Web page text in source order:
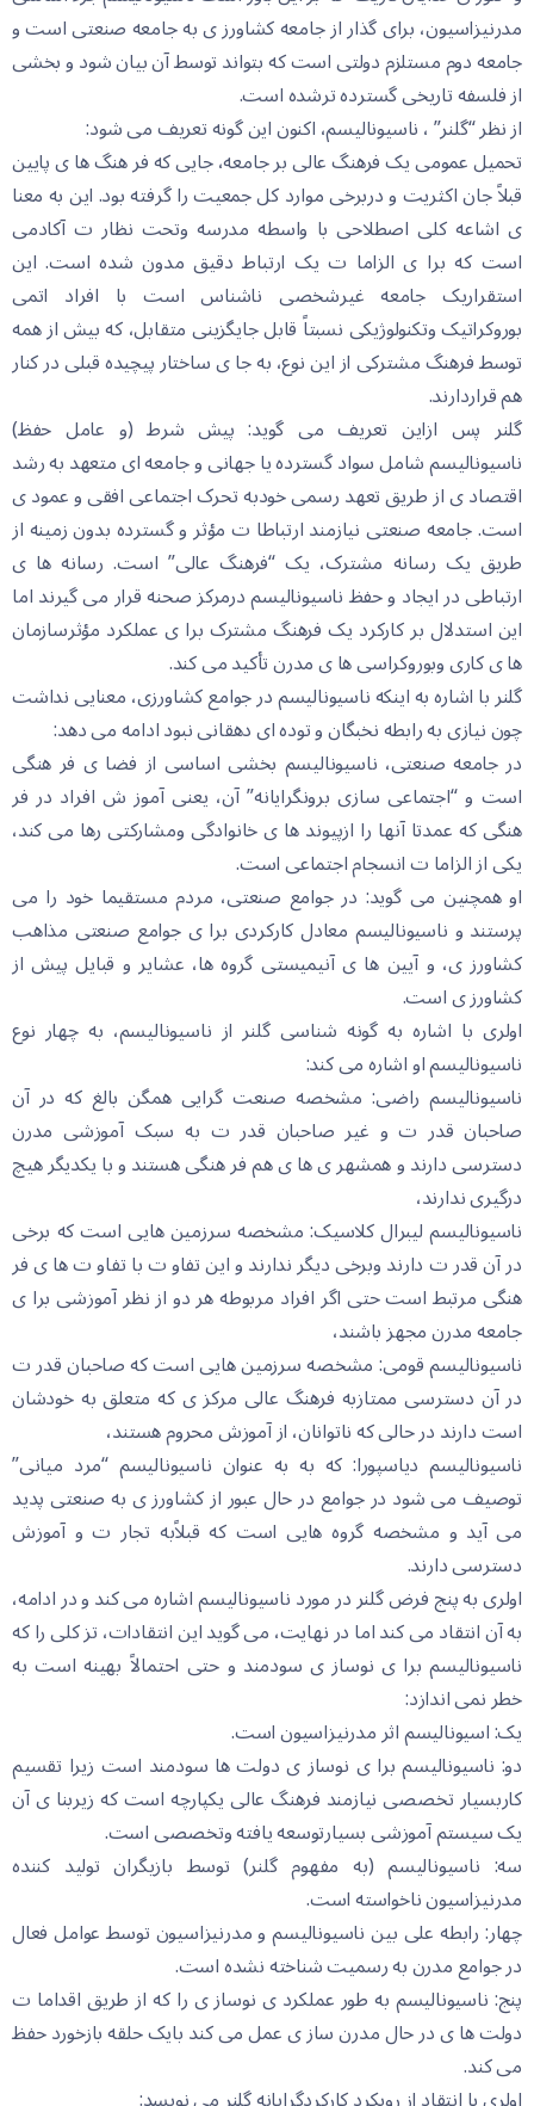
مدرنیزاسیون، برای گذار از جامعه کشاورز ی به جامعه صنعتی است و
جامعه دوم مستلزم دولتی است که بتواند توسط آن بیان شود و بخشی
از فلسفه تاریخی گسترده ترشده است.
از نظر “گلنر” ، ناسیونالیسم، اکنون این گونه تعریف می شود:
تحمیل عمومی یک فرهنگ عالی بر جامعه، جایی که فر هنگ ها ی پایین
قبلاً جان اکثریت و دربرخی موارد کل جمعیت را گرفته بود. این به معنا
ی اشاعه کلی اصطلاحی با واسطه مدرسه وتحت نظار ت آکادمی
است که برا ی الزاما ت یک ارتباط دقیق مدون شده است. این
استقراریک جامعه غیرشخصی ناشناس است با افراد اتمی
بوروکراتیک وتکنولوژیکی نسبتاً قابل جایگزینی متقابل، که بیش از همه
توسط فرهنگ مشترکی از این نوع، به جا ی ساختار پیچیده قبلی در کنار
هم قراردارند.
گلنر پس ازاین تعریف می گوید: پیش شرط (و عامل حفظ)
ناسیونالیسم شامل سواد گسترده یا جهانی و جامعه ای متعهد به رشد
اقتصاد ی از طریق تعهد رسمی خودبه تحرک اجتماعی افقی و عمود ی
است. جامعه صنعتی نیازمند ارتباطا ت مؤثر و گسترده بدون زمینه از
طریق یک رسانه مشترک، یک “فرهنگ عالی” است. رسانه ها ی
ارتباطی در ایجاد و حفظ ناسیونالیسم درمرکز صحنه قرار می گیرند اما
این استدلال بر کارکرد یک فرهنگ مشترک برا ی عملکرد مؤثرسازمان
ها ی کاری وبوروکراسی ها ی مدرن تأکید می کند.
گلنر با اشاره به اینکه ناسیونالیسم در جوامع کشاورزی، معنایی نداشت
چون نیازی به رابطه نخبگان و توده ای دهقانی نبود ادامه می دهد:
در جامعه صنعتی، ناسیونالیسم بخشی اساسی از فضا ی فر هنگی
است و “اجتماعی سازی برونگرایانه” آن، یعنی آموز ش افراد در فر
هنگی که عمدتا آنها را ازپیوند ها ی خانوادگی ومشارکتی رها می کند،
یکی از الزاما ت انسجام اجتماعی است.
او همچنین می گوید: در جوامع صنعتی، مردم مستقیما خود را می
پرستند و ناسیونالیسم معادل کارکردی برا ی جوامع صنعتی مذاهب
کشاورز ی، و آیین ها ی آنیمیستی گروه ها، عشایر و قبایل پیش از
کشاورز ی است.
اولری با اشاره به گونه شناسی گلنر از ناسیونالیسم، به چهار نوع
ناسیونالیسم او اشاره می کند:
ناسیونالیسم راضی: مشخصه صنعت گرایی همگن بالغ که در آن
صاحبان قدر ت و غیر صاحبان قدر ت به سبک آموزشی مدرن
دسترسی دارند و همشهر ی ها ی هم فر هنگی هستند و با یکدیگر هیچ
درگیری ندارند،
ناسیونالیسم لیبرال کلاسیک: مشخصه سرزمین هایی است که برخی
در آن قدر ت دارند وبرخی دیگر ندارند و این تفاو ت با تفاو ت ها ی فر
هنگی مرتبط است حتی اگر افراد مربوطه هر دو از نظر آموزشی برا ی
جامعه مدرن مجهز باشند،
ناسیونالیسم قومی: مشخصه سرزمین هایی است که صاحبان قدر ت
در آن دسترسی ممتازبه فرهنگ عالی مرکز ی که متعلق به خودشان
است دارند در حالی که ناتوانان، از آموزش محروم هستند،
ناسیونالیسم دیاسپورا: که به به عنوان ناسیونالیسم “مرد میانی”
توصیف می شود در جوامع در حال عبور از کشاورز ی به صنعتی پدید
می آید و مشخصه گروه هایی است که قبلاًبه تجار ت و آموزش
دسترسی دارند.
اولری به پنج فرض گلنر در مورد ناسیونالیسم اشاره می کند و در ادامه،
به آن انتقاد می کند اما در نهایت، می گوید این انتقادات، تز کلی را که
ناسیونالیسم برا ی نوساز ی سودمند و حتی احتمالاً بهینه است به
خطر نمی اندازد:
یک: اسیونالیسم اثر مدرنیزاسیون است.
دو: ناسیونالیسم برا ی نوساز ی دولت ها سودمند است زیرا تقسیم
کاربسیار تخصصی نیازمند فرهنگ عالی یکپارچه است که زیربنا ی آن
یک سیستم آموزشی بسیارتوسعه یافته وتخصصی است.
سه: ناسیونالیسم (به مفهوم گلنر) توسط بازیگران تولید کننده
مدرنیزاسیون ناخواسته است.
چهار: رابطه علی بین ناسیونالیسم و مدرنیزاسیون توسط عوامل فعال
در جوامع مدرن به رسمیت شناخته نشده است.
پنج: ناسیونالیسم به طور عملکرد ی نوساز ی را که از طریق اقداما ت
دولت ها ی در حال مدرن ساز ی عمل می کند بایک حلقه بازخورد حفظ
می کند.